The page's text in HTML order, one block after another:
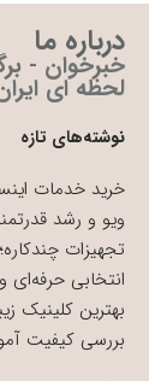
درباره ما
خبرخوان -
لحظه ای
نوشته‌های تازه
خرید خدمات
ویو و رشد
تجهیزات
انتخابی
بهترین کلینیک
بررسی کیفیت